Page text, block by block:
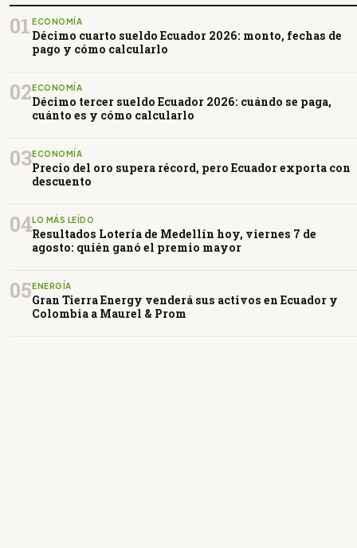
01 ECONOMÍA
Décimo cuarto sueldo Ecuador 2026: monto, fechas de
pago y cómo calcularlo
02ECONOMÍA
Décimo tercer sueldo Ecuador 2026: cuándo se paga,
cuánto es y cómo calcularlo
03ECONOMÍA
Precio del oro supera récord, pero Ecuador exporta con
descuento
04LO MÁS LEÍDO
Resultados Lotería de Medellín hoy, viernes 7 de
agosto: quién ganó el premio mayor
05ENERGÍA
Gran Tierra Energy venderá sus activos en Ecuador y
Colombia a Maurel & Prom